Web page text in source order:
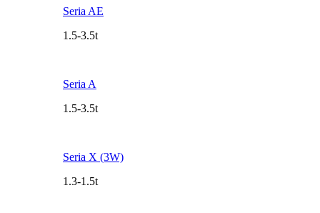
Seria AE
1.5-3.5t
Seria A
1.5-3.5t
Seria X (3W)
1.3-1.5t